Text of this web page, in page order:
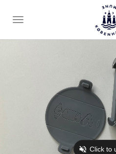
Toggle